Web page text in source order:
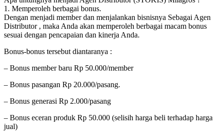
1. Memperoleh berbagai bonus.
Dengan menjadi member dan menjalankan bisnisnya Sebagai Agen
Distributor , maka Anda akan memperoleh berbagai macam bonus
sesuai dengan pencapaian dan kinerja Anda.
Bonus-bonus tersebut diantaranya :
– Bonus member baru Rp 50.000/member
– Bonus pasangan Rp 20.000/pasang.
– Bonus generasi Rp 2.000/pasang
– Bonus eceran produk Rp 50.000 (selisih harga beli terhadap harga
jual)